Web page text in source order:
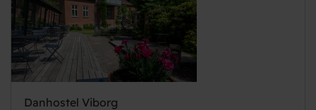
Danhostel Viborg